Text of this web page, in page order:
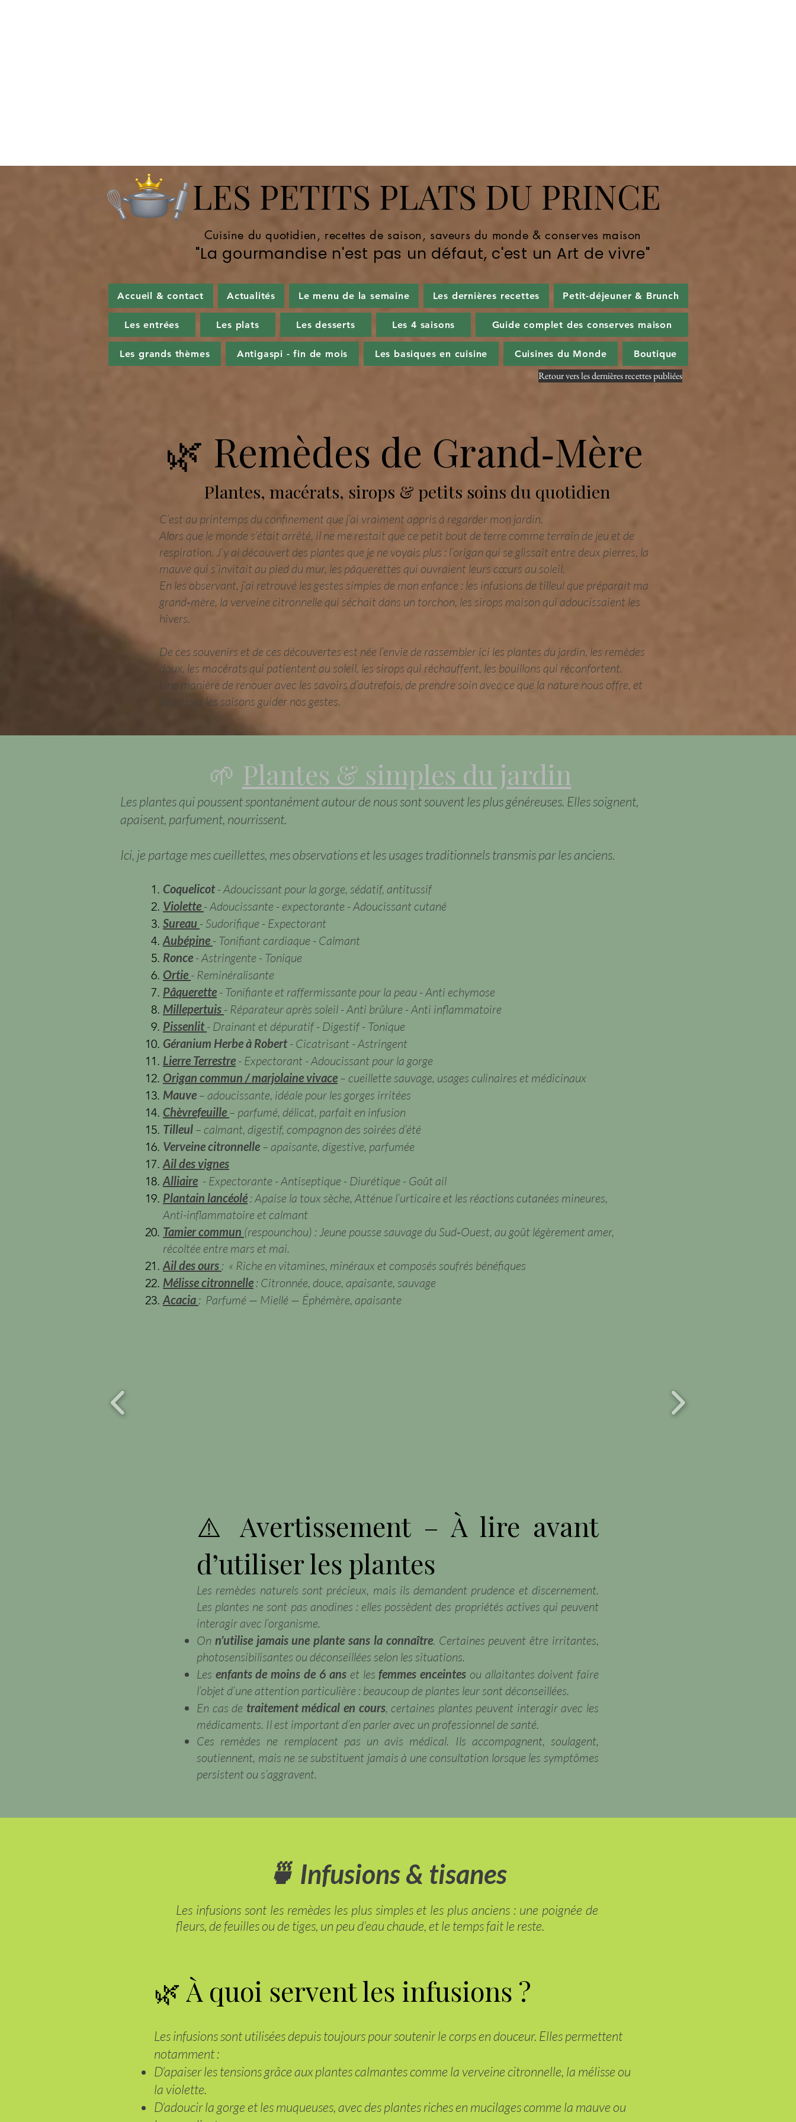
LES PETITS PLATS DU PRINCE
Cuisine du quotidien, recettes de saison, saveurs du monde & conserves maison
"La gourmandise n'est pas un défaut, c'est un Art de vivre"
Accueil & contact Actualités Le menu de la semaine Les dernières recettes Petit-déjeuner & Brunch
Les entrées Les plats Les desserts Les 4 saisons Guide complet des conserves maison
Les grands thèmes Antigaspi - fin de mois Les basiques en cuisine Cuisines du Monde Boutique
Retour vers les dernières recettes publiées
🌿 Remèdes de Grand‑Mère
Plantes, macérats, sirops & petits soins du quotidien
C’est au printemps du confinement que j’ai vraiment appris à regarder mon jardin.
Alors que le monde s’était arrêté, il ne me restait que ce petit bout de terre comme terrain de jeu et de
respiration. J’y ai découvert des plantes que je ne voyais plus : l’origan qui se glissait entre deux pierres, la
mauve qui s’invitait au pied du mur, les pâquerettes qui ouvraient leurs cœurs au soleil.
En les observant, j’ai retrouvé les gestes simples de mon enfance : les infusions de tilleul que préparait ma
grand‑mère, la verveine citronnelle qui séchait dans un torchon, les sirops maison qui adoucissaient les
hivers.
De ces souvenirs et de ces découvertes est née l’envie de rassembler ici les plantes du jardin, les remèdes
doux, les macérats qui patientent au soleil, les sirops qui réchauffent, les bouillons qui réconfortent.
Une manière de renouer avec les savoirs d’autrefois, de prendre soin avec ce que la nature nous offre, et
de laisser les saisons guider nos gestes.
🌱 Plantes & simples du jardin
Les plantes qui poussent spontanément autour de nous sont souvent les plus généreuses. Elles soignent,
apaisent, parfument, nourrissent.
Ici, je partage mes cueillettes, mes observations et les usages traditionnels transmis par les anciens.
Coquelicot- Adoucissant pour la gorge, sédatif, antitussif
Violette - Adoucissante - expectorante - Adoucissant cutané
Sureau - Sudorifique - Expectorant
Aubépine - Tonifiant cardiaque - Calmant
Ronce - Astringente - Tonique
Ortie - Reminéralisante
Pâquerette - Tonifiante et raffermissante pour la peau - Anti echymose
Millepertuis - Réparateur après soleil - Anti brûlure - Anti inflammatoire
Pissenlit- Drainant et dépuratif - Digestif - Tonique
Géranium Herbe à Robert- Cicatrisant - Astringent
Lierre Terrestre - Expectorant - Adoucissant pour la gorge
Origan commun / marjolaine vivace – cueillette sauvage, usages culinaires et médicinaux
Mauve – adoucissante, idéale pour les gorges irritées
Chèvrefeuille – parfumé, délicat, parfait en infusion
Tilleul – calmant, digestif, compagnon des soirées d’été
Verveine citronnelle – apaisante, digestive, parfumée
Ail des vignes
Alliaire - Expectorante - Antiseptique - Diurétique - Goût ail
Plantain lancéolé: Apaise la toux sèche, Atténue l’urticaire et les réactions cutanées mineures,
Anti-inflammatoire et calmant
Tamier commun (respounchou) : Jeune pousse sauvage du Sud‑Ouest, au goût légèrement amer,
récoltée entre mars et mai.
Ail des ours: « Riche en vitamines, minéraux et composés soufrés bénéfiques
Mélisse citronnelle: Citronnée, douce, apaisante, sauvage
Acacia: Parfumé — Miellé — Éphémère, apaisante
⚠️ Avertissement – À lire avant
d’utiliser les plantes
Les remèdes naturels sont précieux, mais ils demandent prudence et discernement.
Les plantes ne sont pas anodines : elles possèdent des propriétés actives qui peuvent
interagir avec l’organisme.
On n’utilise jamais une plante sans la connaître. Certaines peuvent être irritantes,
photosensibilisantes ou déconseillées selon les situations.
Les enfants de moins de 6 ans et lesfemmes enceintes ou allaitantes doivent faire
l’objet d’une attention particulière : beaucoup de plantes leur sont déconseillées.
En cas de traitement médical en cours, certaines plantes peuvent interagir avec les
médicaments. Il est important d’en parler avec un professionnel de santé.
Ces remèdes ne remplacent pas un avis médical. Ils accompagnent, soulagent,
soutiennent, mais ne se substituent jamais à une consultation lorsque les symptômes
persistent ou s’aggravent.
🍵 Infusions & tisanes
Les infusions sont les remèdes les plus simples et les plus anciens : une poignée de
fleurs, de feuilles ou de tiges, un peu d’eau chaude, et le temps fait le reste.
🌿 À quoi servent les infusions ?
Les infusions sont utilisées depuis toujours pour soutenir le corps en douceur. Elles permettent
notamment :
D’apaiser les tensions grâce aux plantes calmantes comme la verveine citronnelle, la mélisse ou
la violette.
D’adoucir la gorge et les muqueuses, avec des plantes riches en mucilages comme la mauve ou